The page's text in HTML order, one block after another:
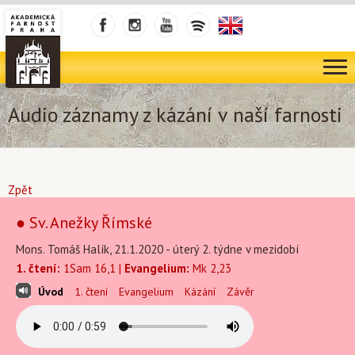
Audio záznamy z kázání v naší farnosti
Zpět
● Sv. Anežky Římské
Mons. Tomáš Halík, 21.1.2020 - úterý 2. týdne v mezidobí
1. čtení: 1Sam 16,1 | Evangelium: Mk 2,23
Úvod 1. čtení Evangelium Kázání Závěr